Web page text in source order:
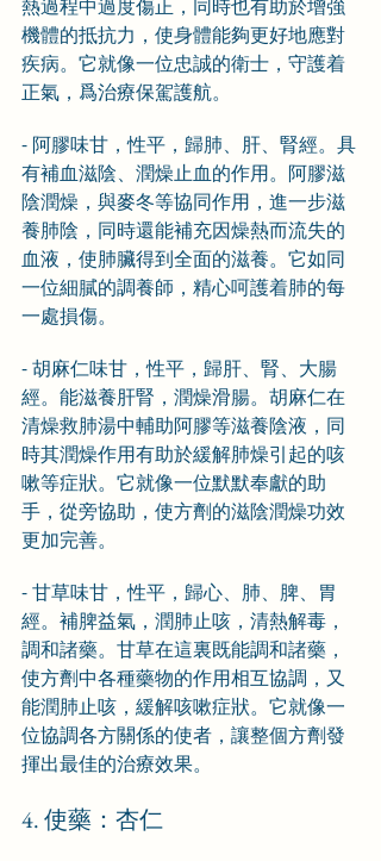
熱過程中過度傷正，同時也有助於增強
機體的抵抗力，使身體能夠更好地應對
疾病。它就像一位忠誠的衛士，守護着
正氣，爲治療保駕護航。
- 阿膠味甘，性平，歸肺、肝、腎經。具
有補血滋陰、潤燥止血的作用。阿膠滋
陰潤燥，與麥冬等協同作用，進一步滋
養肺陰，同時還能補充因燥熱而流失的
血液，使肺臟得到全面的滋養。它如同
一位細膩的調養師，精心呵護着肺的每
一處損傷。
- 胡麻仁味甘，性平，歸肝、腎、大腸
經。能滋養肝腎，潤燥滑腸。胡麻仁在
清燥救肺湯中輔助阿膠等滋養陰液，同
時其潤燥作用有助於緩解肺燥引起的咳
嗽等症狀。它就像一位默默奉獻的助
手，從旁協助，使方劑的滋陰潤燥功效
更加完善。
- 甘草味甘，性平，歸心、肺、脾、胃
經。補脾益氣，潤肺止咳，清熱解毒，
調和諸藥。甘草在這裏既能調和諸藥，
使方劑中各種藥物的作用相互協調，又
能潤肺止咳，緩解咳嗽症狀。它就像一
位協調各方關係的使者，讓整個方劑發
揮出最佳的治療效果。
4. 使藥：杏仁